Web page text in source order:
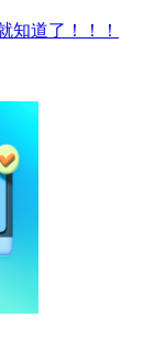
知道了！！！